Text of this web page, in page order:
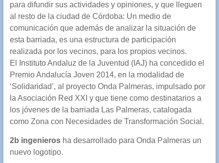
para difundir sus actividades y opiniones, y que lleguen
al resto de la ciudad de Córdoba: Un medio de
comunicación que además de analizar la situación de
esta barriada, es una estructura de participación
realizada por los vecinos, para los propios vecinos.
El Instituto Andaluz de la Juventud (IAJ) ha concedido el
Premio Andalucía Joven 2014, en la modalidad de
‘Solidaridad’, al proyecto Onda Palmeras, impulsado por
la Asociación Red XXI y que tiene como destinatarios a
los jóvenes de la barriada Las Palmeras, catalogada
como Zona con Necesidades de Transformación Social.
2b ingenierosha desarrollado para Onda Palmeras un
nuevo logotipo.